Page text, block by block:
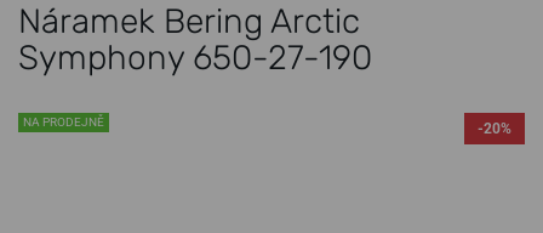
Náramek Bering Arctic
Symphony 650-27-190
NA PRODEJNĚ -20%